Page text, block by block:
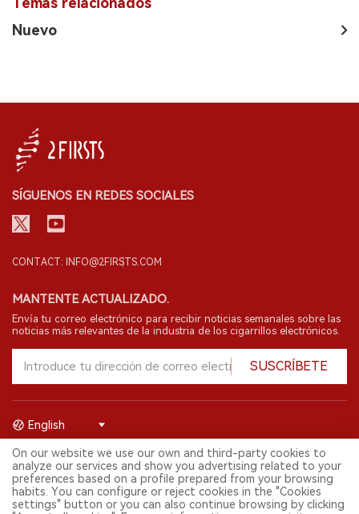
Nuevo
SÍGUENOS EN REDES SOCIALES
CONTACT: INFO@2FIRSTS.COM
MANTENTE ACTUALIZADO.
Envía tu correo electrónico para recibir noticias semanales sobre las
noticias más relevantes de la industria de los cigarrillos electrónicos.
SUSCRÍBETE
© 2026 Shenzhen 2FIRSTS Technology Co.,Ltd. Todos los derechos
reservados.
2FIRSTS solo es accesible para profesionales de la industria,
investigadores, medios y otros profesionales. El acceso por menores
está prohibido.
English
On our website we use our own and third-party cookies to
analyze our services and show you advertising related to your
preferences based on a profile prepared from your browsing
habits. You can configure or reject cookies in the "Cookies
settings" button or you can also continue browsing by clicking